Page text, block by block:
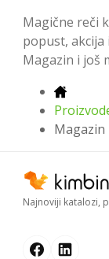
Magične reči
popust, akcija
Magazin i još
Magazin
Najnoviji katalozi,